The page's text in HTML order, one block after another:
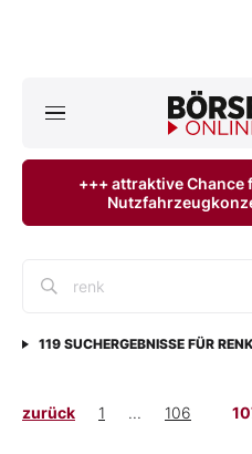
Anlageprodukte
Experten
+++ attraktive Chance
119 SUCHERGEBNISSE FÜR RENK
zurück 1 ... 106